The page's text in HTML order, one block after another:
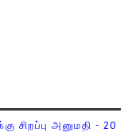
சிறப்பு அனுமதி - 20